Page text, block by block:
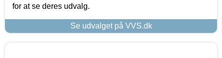
for at se deres udvalg.
Se udvalget på VVS.dk